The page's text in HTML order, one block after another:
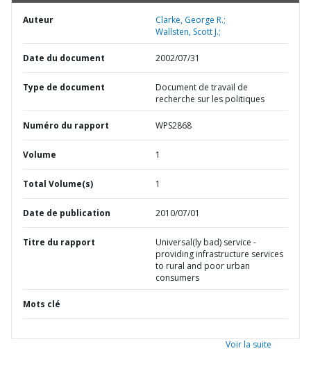
Auteur
Clarke, George R.;
Wallsten, Scott J.;
Date du document 2002/07/31
Type de document
Document de travail de
recherche sur les politiques
Numéro du rapport WPS2868
Volume 1
Total Volume(s) 1
Date de publication 2010/07/01
Titre du rapport
Universal(ly bad) service -
providing infrastructure services
to rural and poor urban
consumers
Mots clé
Voir la suite